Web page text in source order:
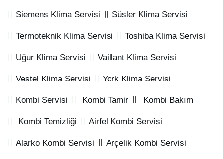
Siemens Klima Servisi Süsler Klima Servisi
Termoteknik Klima Servisi Toshiba Klima Servisi
Uğur Klima Servisi Vaillant Klima Servisi
Vestel Klima Servisi York Klima Servisi
Kombi Servisi Kombi Tamir Kombi Bakım
Kombi Temizliği Airfel Kombi Servisi
Alarko Kombi Servisi Arçelik Kombi Servisi